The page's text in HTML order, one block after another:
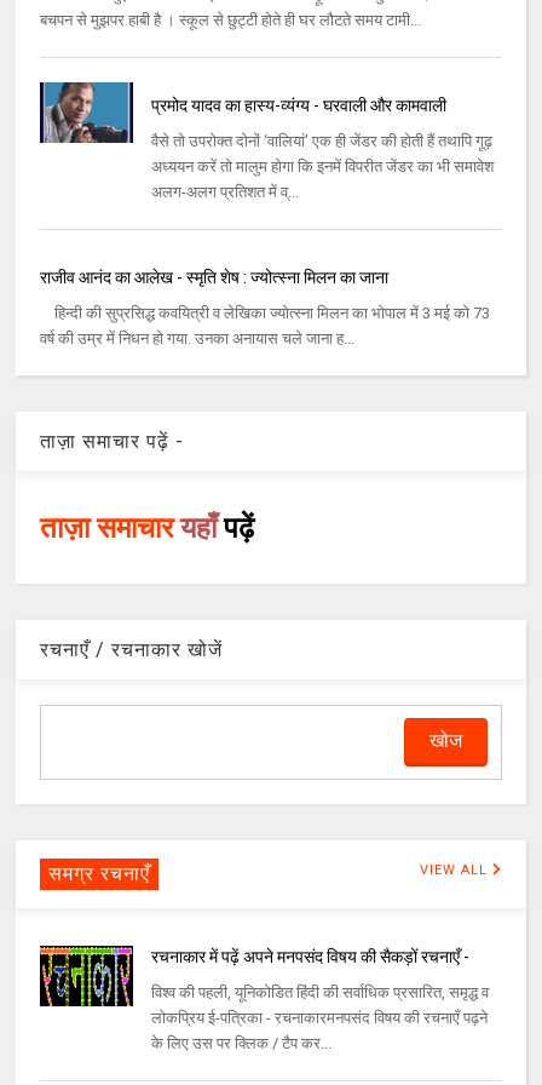
बचपन से मुझपर हाबी है । स्कूल से छुट्टी होते ही घर लौटते समय टामी...
प्रमोद यादव का हास्य-व्यंग्य - घरवाली और कामवाली
वैसे तो उपरोक्त दोनों ‘वालियां’ एक ही जेंडर की होती हैं तथापि गूढ़
अध्ययन करें तो मालुम होगा कि इनमें विपरीत जेंडर का भी समावेश
अलग-अलग प्रतिशत में व्...
राजीव आनंद का आलेख - स्मृति शेष : ज्योत्स्ना मिलन का जाना
हिन्दी की सुप्रसिद्ध कवयित्री व लेखिका ज्योत्स्ना मिलन का भोपाल में 3 मई को 73
वर्ष की उम्र में निधन हो गया. उनका अनायास चले जाना ह...
ताज़ा समाचार पढ़ें -
ताज़ा समाचारयहाँपढ़ें
रचनाएँ / रचनाकार खोजें
समग्र रचनाएँ VIEW ALL
रचनाकार में पढ़ें अपने मनपसंद विषय की सैकड़ों रचनाएँ -
विश्व की पहली, यूनिकोडित हिंदी की सर्वाधिक प्रसारित, समृद्ध व
लोकप्रिय ई-पत्रिका - रचनाकारमनपसंद विषय की रचनाएँ पढ़ने
के लिए उस पर क्लिक / टैप कर...